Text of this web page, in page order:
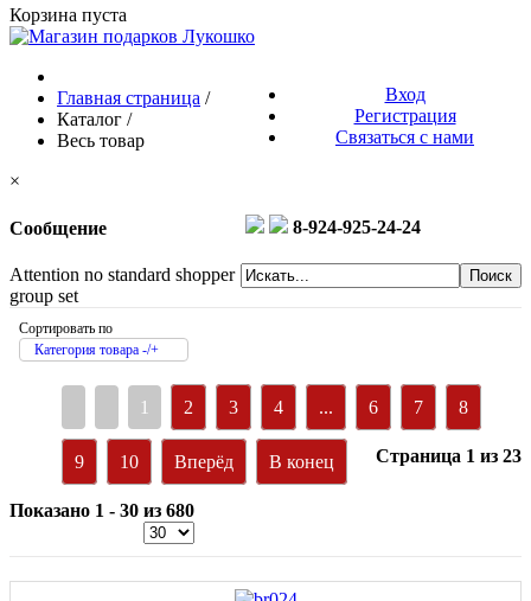
Корзина пуста
Вход
Регистрация
Связаться с нами
8-924-925-24-24
Главная страница /
Каталог /
Весь товар
×
Сообщение
Attention no standard shopper
group set
Сортировать по
Категория товара -/+
1 2 3 4 ... 6 7 8
9 10 Вперёд В конец Страница 1 из 23
Показано 1 - 30 из 680